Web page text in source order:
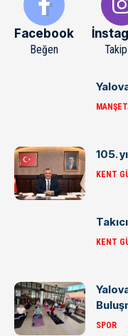
Facebook
Beğen
MANŞET
105.
KENT
KENT
SPOR